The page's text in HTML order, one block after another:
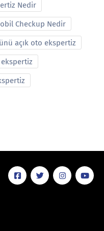
Nedir
Checkup Nedir
açık oto ekspertiz
ekspertiz